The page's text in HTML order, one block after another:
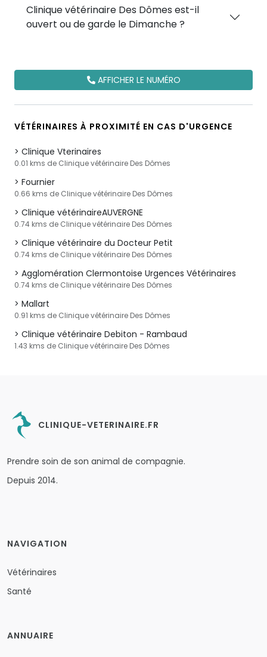
Clinique vétérinaire Des Dômes est-il
ouvert ou de garde le Dimanche ?
AFFICHER LE NUMÉRO
VÉTÉRINAIRES À PROXIMITÉ EN CAS D'URGENCE
Clinique Vterinaires
0.01 kms de Clinique vétérinaire Des Dômes
Fournier
0.66 kms de Clinique vétérinaire Des Dômes
Clinique vétérinaireAUVERGNE
0.74 kms de Clinique vétérinaire Des Dômes
Clinique vétérinaire du Docteur Petit
0.74 kms de Clinique vétérinaire Des Dômes
Agglomération Clermontoise Urgences Vétérinaires
0.74 kms de Clinique vétérinaire Des Dômes
Mallart
0.91 kms de Clinique vétérinaire Des Dômes
Clinique vétérinaire Debiton - Rambaud
1.43 kms de Clinique vétérinaire Des Dômes
CLINIQUE-VETERINAIRE.FR
Prendre soin de son animal de compagnie.
Depuis 2014.
NAVIGATION
Vétérinaires
Santé
ANNUAIRE